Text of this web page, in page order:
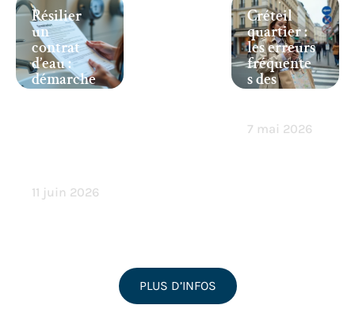
Résilier
un
contrat
d’eau :
démarche
s et
11 juin 2026
Créteil
quartier :
les erreurs
fréquente
s des
nouveaux
7 mai 2026
PLUS D’INFOS